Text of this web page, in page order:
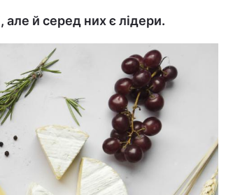
але й серед них є лідери.